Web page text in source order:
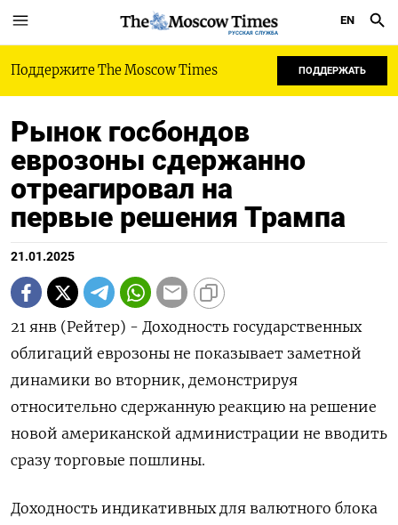
РУССКАЯ СЛУЖБА
EN
Поддержите The Moscow Times ПОДДЕРЖАТЬ
Рынок госбондов
еврозоны сдержанно
отреагировал на
первые решения Трампа
21.01.2025
21 янв (Рейтер) - Доходность государственных
облигаций еврозоны не показывает заметной
динамики во вторник, демонстрируя
относительно сдержанную реакцию на решение
новой американской администрации не вводить
сразу торговые пошлины.
Доходность индикативных для валютного блока